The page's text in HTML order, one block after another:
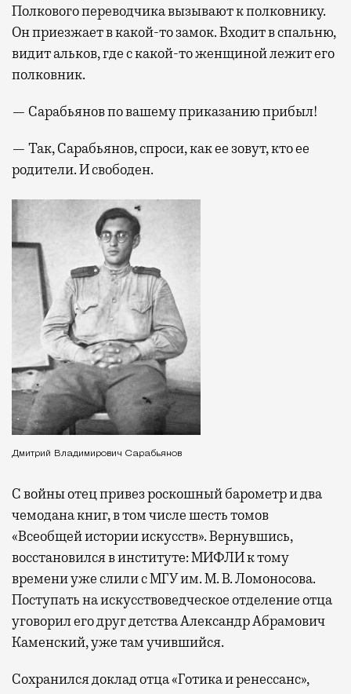
Полкового переводчика вызывают к полковнику.
Он приезжает в какой-то замок. Входит в спальню,
видит альков, где с какой-то женщиной лежит его
полковник.
— Сарабьянов по вашему приказанию прибыл!
— Так, Сарабьянов, спроси, как ее зовут, кто ее
родители. И свободен.
Дмитрий Владимирович Сарабьянов
С войны отец привез роскошный барометр и два
чемодана книг, в том числе шесть томов
«Всеобщей истории искусств». Вернувшись,
восстановился в институте: МИФЛИ к тому
времени уже слили с МГУ им. М. В. Ломоносова.
Поступать на искусствоведческое отделение отца
уговорил его друг детства Александр Абрамович
Каменский, уже там учившийся.
Сохранился доклад отца «Готика и ренессанс»,